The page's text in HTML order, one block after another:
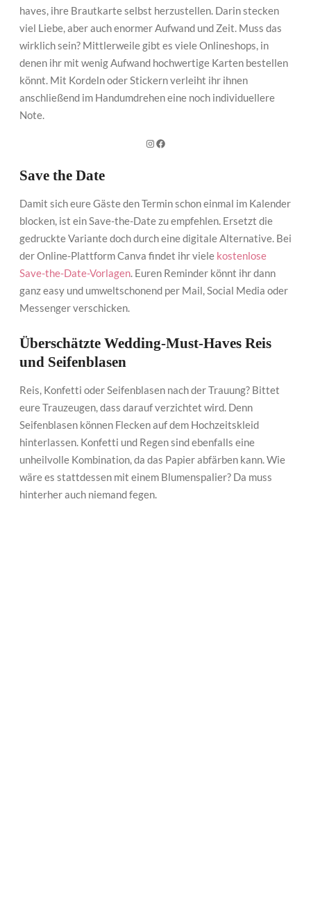
haves, ihre Brautkarte selbst herzustellen. Darin stecken
viel Liebe, aber auch enormer Aufwand und Zeit. Muss das
wirklich sein? Mittlerweile gibt es viele Onlineshops, in
denen ihr mit wenig Aufwand hochwertige Karten bestellen
könnt. Mit Kordeln oder Stickern verleiht ihr ihnen
anschließend im Handumdrehen eine noch individuellere
Note.
Instagram
Facebook
Save the Date
Damit sich eure Gäste den Termin schon einmal im Kalender
blocken, ist ein Save-the-Date zu empfehlen. Ersetzt die
gedruckte Variante doch durch eine digitale Alternative. Bei
der Online-Plattform Canva findet ihr viele kostenlose
Save-the-Date-Vorlagen. Euren Reminder könnt ihr dann
ganz easy und umweltschonend per Mail, Social Media oder
Messenger verschicken.
Überschätzte Wedding-Must-Haves Reis
und Seifenblasen
Reis, Konfetti oder Seifenblasen nach der Trauung? Bittet
eure Trauzeugen, dass darauf verzichtet wird. Denn
Seifenblasen können Flecken auf dem Hochzeitskleid
hinterlassen. Konfetti und Regen sind ebenfalls eine
unheilvolle Kombination, da das Papier abfärben kann. Wie
wäre es stattdessen mit einem Blumenspalier? Da muss
hinterher auch niemand fegen.